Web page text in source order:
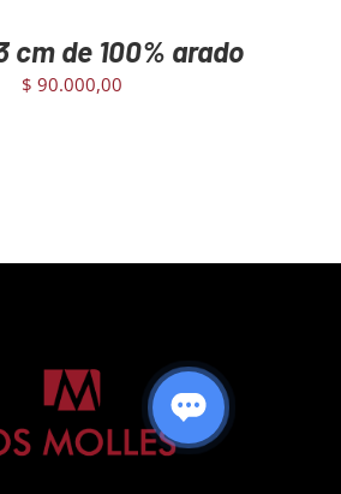
cm de 100% arado
$ 90.000,00